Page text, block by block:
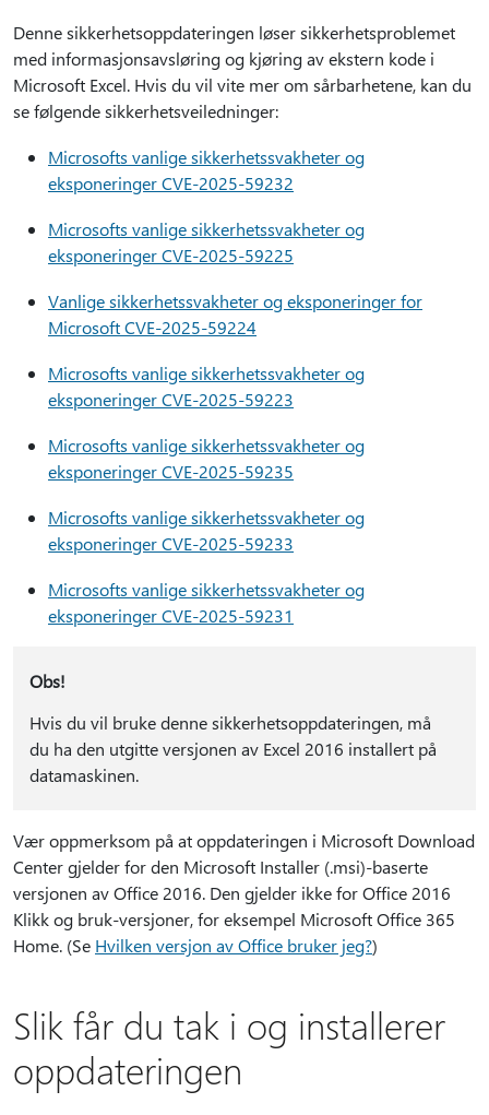
Denne sikkerhetsoppdateringen løser sikkerhetsproblemet
med informasjonsavsløring og kjøring av ekstern kode i
Microsoft Excel. Hvis du vil vite mer om sårbarhetene, kan du
se følgende sikkerhetsveiledninger:
Microsofts vanlige sikkerhetssvakheter og
eksponeringer CVE-2025-59232
Microsofts vanlige sikkerhetssvakheter og
eksponeringer CVE-2025-59225
Vanlige sikkerhetssvakheter og eksponeringer for
Microsoft CVE-2025-59224
Microsofts vanlige sikkerhetssvakheter og
eksponeringer CVE-2025-59223
Microsofts vanlige sikkerhetssvakheter og
eksponeringer CVE-2025-59235
Microsofts vanlige sikkerhetssvakheter og
eksponeringer CVE-2025-59233
Microsofts vanlige sikkerhetssvakheter og
eksponeringer CVE-2025-59231
Obs!
Hvis du vil bruke denne sikkerhetsoppdateringen, må
du ha den utgitte versjonen av Excel 2016 installert på
datamaskinen.
Vær oppmerksom på at oppdateringen i Microsoft Download
Center gjelder for den Microsoft Installer (.msi)-baserte
versjonen av Office 2016. Den gjelder ikke for Office 2016
Klikk og bruk-versjoner, for eksempel Microsoft Office 365
Home. (Se Hvilken versjon av Office bruker jeg?)
Slik får du tak i og installerer
oppdateringen